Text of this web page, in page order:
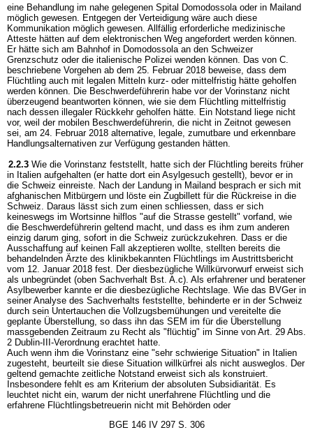
eine Behandlung im nahe gelegenen Spital Domodossola oder in Mailand
möglich gewesen. Entgegen der Verteidigung wäre auch diese
Kommunikation möglich gewesen. Allfällig erforderliche medizinische
Atteste hätten auf dem elektronischen Weg angefordert werden können.
Er hätte sich am Bahnhof in Domodossola an den Schweizer
Grenzschutz oder die italienische Polizei wenden können. Das von C.
beschriebene Vorgehen ab dem 25. Februar 2018 beweise, dass dem
Flüchtling auch mit legalen Mitteln kurz- oder mittelfristig hätte geholfen
werden können. Die Beschwerdeführerin habe vor der Vorinstanz nicht
überzeugend beantworten können, wie sie dem Flüchtling mittelfristig
nach dessen illegaler Rückkehr geholfen hätte. Ein Notstand liege nicht
vor, weil der mobilen Beschwerdeführerin, die nicht in Zeitnot gewesen
sei, am 24. Februar 2018 alternative, legale, zumutbare und erkennbare
Handlungsalternativen zur Verfügung gestanden hätten.
2.2.3 Wie die Vorinstanz feststellt, hatte sich der Flüchtling bereits früher
in Italien aufgehalten (er hatte dort ein Asylgesuch gestellt), bevor er in
die Schweiz einreiste. Nach der Landung in Mailand besprach er sich mit
afghanischen Mitbürgern und löste ein Zugbillett für die Rückreise in die
Schweiz. Daraus lässt sich zum einen schliessen, dass er sich
keineswegs im Wortsinne hilflos "auf die Strasse gestellt" vorfand, wie
die Beschwerdeführerin geltend macht, und dass es ihm zum anderen
einzig darum ging, sofort in die Schweiz zurückzukehren. Dass er die
Ausschaffung auf keinen Fall akzeptieren wollte, stellten bereits die
behandelnden Ärzte des klinikbekannten Flüchtlings im Austrittsbericht
vom 12. Januar 2018 fest. Der diesbezügliche Willkürvorwurf erweist sich
als unbegründet (oben Sachverhalt Bst. A.c). Als erfahrener und beratener
Asylbewerber kannte er die diesbezügliche Rechtslage. Wie das BVGer in
seiner Analyse des Sachverhalts feststellte, behinderte er in der Schweiz
durch sein Untertauchen die Vollzugsbemühungen und vereitelte die
geplante Überstellung, so dass ihn das SEM im für die Überstellung
massgebenden Zeitraum zu Recht als "flüchtig" im Sinne von Art. 29 Abs.
2 Dublin-III-Verordnung erachtet hatte.
Auch wenn ihm die Vorinstanz eine "sehr schwierige Situation" in Italien
zugesteht, beurteilt sie diese Situation willkürfrei als nicht ausweglos. Der
geltend gemachte zeitliche Notstand erweist sich als konstruiert.
Insbesondere fehlt es am Kriterium der absoluten Subsidiarität. Es
leuchtet nicht ein, warum der nicht unerfahrene Flüchtling und die
erfahrene Flüchtlingsbetreuerin nicht mit Behörden oder
BGE 146 IV 297 S. 306